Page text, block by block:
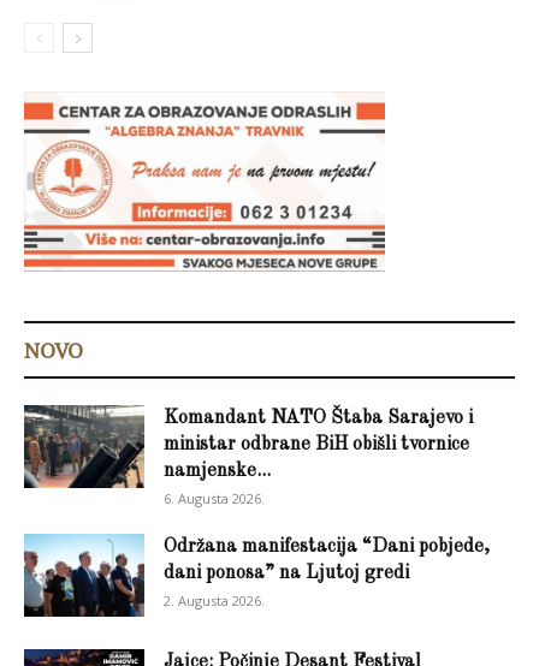
NOVO
Komandant NATO Štaba Sarajevo i
ministar odbrane BiH obišli tvornice
namjenske...
6. Augusta 2026.
Održana manifestacija “Dani pobjede,
dani ponosa” na Ljutoj gredi
2. Augusta 2026.